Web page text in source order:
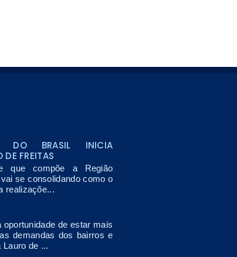
DO BRASIL INICIA
DE FREITAS
que compõe a Região
se consolidando como o
realizaçõe...
de estar mais
demandas dos bairros e
Lauro de ...